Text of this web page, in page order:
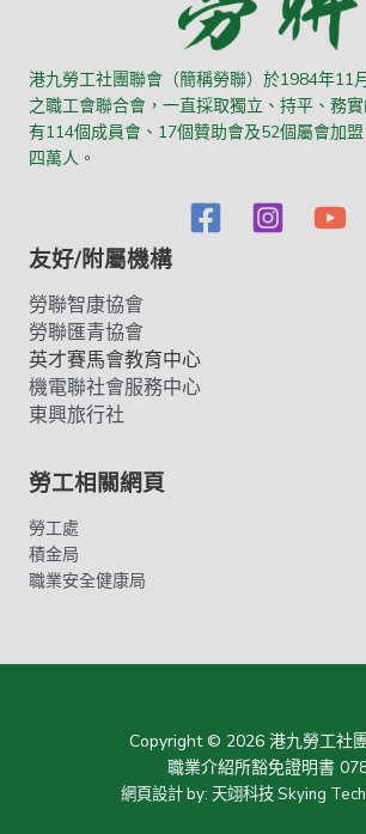
港九勞工社團聯會（簡稱勞聯）於1984年11
之職工會聯合會，一直採取獨立、持平、務
有114個成員會、17個贊助會及52個屬會加
四萬人。
友好/附屬機構
勞聯智康協會
勞聯匯青協會
英才賽馬會教育中心
機電聯社會服務中心
東興旅行社
勞工相關網頁
勞工處
積金局
職業安全健康局
Copyright © 2026 港九勞工社
職業介紹所豁免證明書
網頁設計by: 天翊科技 Skying